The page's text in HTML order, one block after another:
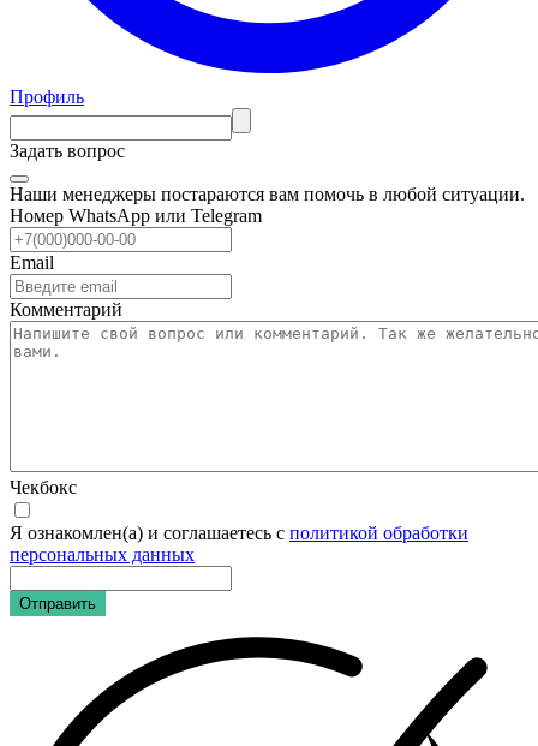
Профиль
Задать вопрос
Наши менеджеры постараются вам помочь в любой ситуации.
Номер WhatsApp или Telegram
Email
Комментарий
Чекбокс
Я ознакомлен(а) и соглашаетесь с политикой обработки
персональных данных
Отправить